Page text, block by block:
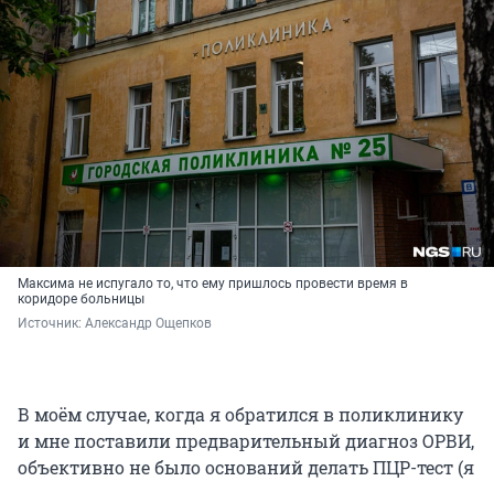
Максима не испугало то, что ему пришлось провести время в
коридоре больницы
Источник: Александр Ощепков
В моём случае, когда я обратился в поликлинику
и мне поставили предварительный диагноз ОРВИ,
объективно не было оснований делать ПЦР-тест (я